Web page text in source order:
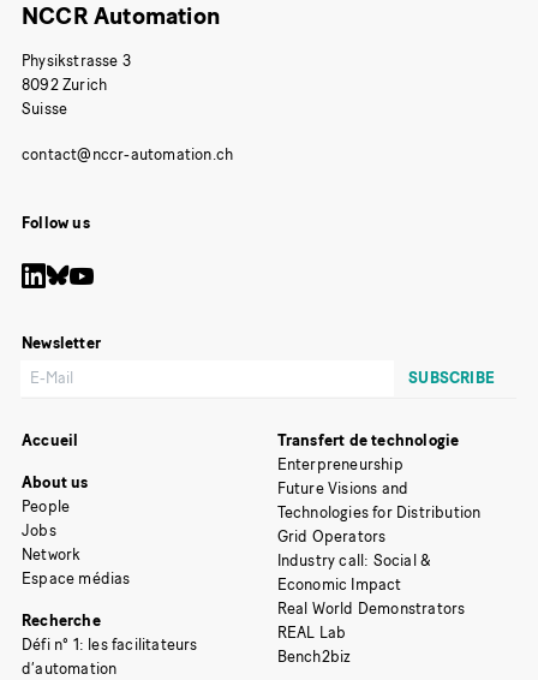
NCCR Automation
Physikstrasse 3
8092 Zurich
Suisse
Follow us
Newsletter
Accueil
About us
People
Jobs
Network
Espace médias
Recherche
Défi n° 1: les facilitateurs
d’automation
Transfert de technologie
Enterpreneurship
Future Visions and
Technologies for Distribution
Grid Operators
Industry call: Social &
Economic Impact
Real World Demonstrators
REAL Lab
Bench2biz